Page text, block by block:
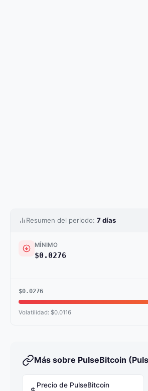
Resumen del periodo: 7 días
MÍNIMO
$0.0276
$0.0276
Volatilidad: $0.0116
Más sobre PulseBitcoin
Precio de PulseBitcoin